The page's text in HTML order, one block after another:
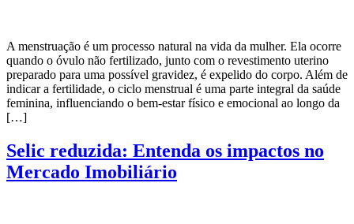
A menstruação é um processo natural na vida da mulher. Ela ocorre
quando o óvulo não fertilizado, junto com o revestimento uterino
preparado para uma possível gravidez, é expelido do corpo. Além de
indicar a fertilidade, o ciclo menstrual é uma parte integral da saúde
feminina, influenciando o bem-estar físico e emocional ao longo da
[…]
Selic reduzida: Entenda os impactos no
Mercado Imobiliário